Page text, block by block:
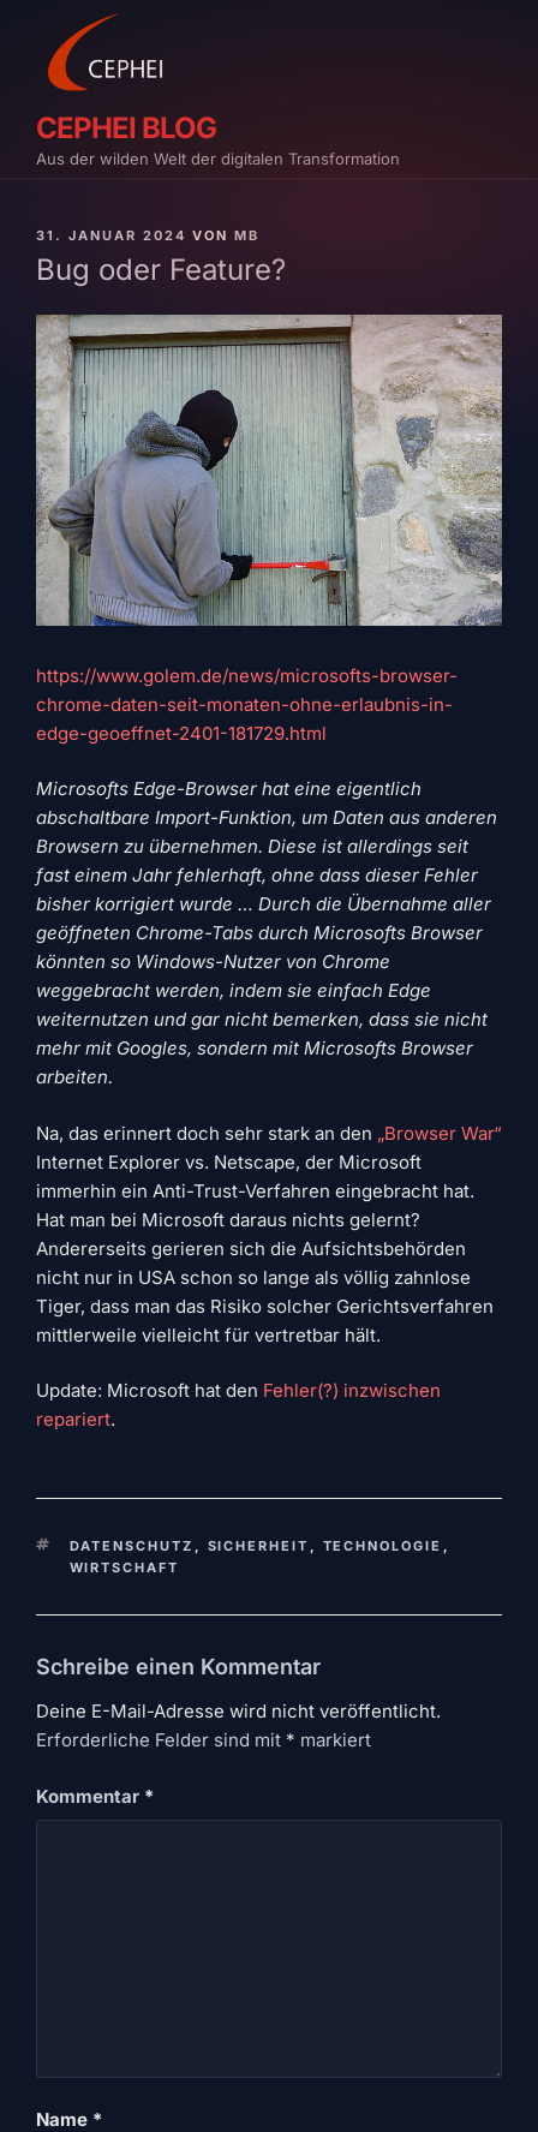
springen
CEPHEI BLOG
Aus der wilden Welt der digitalen Transformation
VERÖFFENTLICHT
AM
31. JANUAR 2024 VON MB
Bug oder Feature?
https://www.golem.de/news/microsofts-browser-
chrome-daten-seit-monaten-ohne-erlaubnis-in-
edge-geoeffnet-2401-181729.html
Microsofts Edge-Browser hat eine eigentlich
abschaltbare Import-Funktion, um Daten aus anderen
Browsern zu übernehmen. Diese ist allerdings seit
fast einem Jahr fehlerhaft, ohne dass dieser Fehler
bisher korrigiert wurde … Durch die Übernahme aller
geöffneten Chrome-Tabs durch Microsofts Browser
könnten so Windows-Nutzer von Chrome
weggebracht werden, indem sie einfach Edge
weiternutzen und gar nicht bemerken, dass sie nicht
mehr mit Googles, sondern mit Microsofts Browser
arbeiten.
Na, das erinnert doch sehr stark an den „Browser War“
Internet Explorer vs. Netscape, der Microsoft
immerhin ein Anti-Trust-Verfahren eingebracht hat.
Hat man bei Microsoft daraus nichts gelernt?
Andererseits gerieren sich die Aufsichtsbehörden
nicht nur in USA schon so lange als völlig zahnlose
Tiger, dass man das Risiko solcher Gerichtsverfahren
mittlerweile vielleicht für vertretbar hält.
Update: Microsoft hat den Fehler(?) inzwischen
repariert.
SCHLAGWÖRTER
DATENSCHUTZ SICHERHEIT TECHNOLOGIE
WIRTSCHAFT
Schreibe einen Kommentar
Deine E-Mail-Adresse wird nicht veröffentlicht.
Erforderliche Felder sind mit * markiert
Kommentar *
Name *